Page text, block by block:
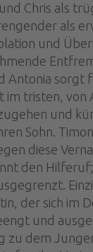
Chris als
als
und
Antonia sorgt
im tristen,
und
Sohn.
diese
den
der sich im
und
zu dem